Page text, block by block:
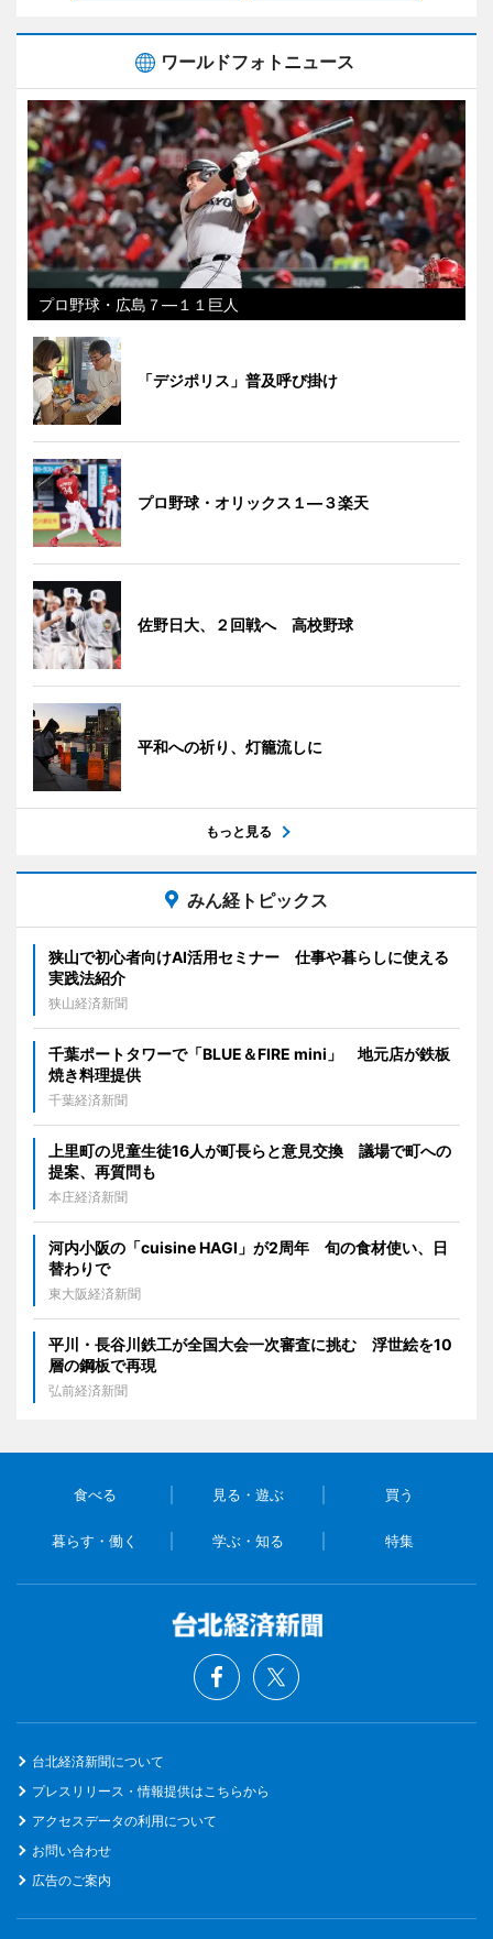
ワールドフォトニュース
プロ野球・広島７―１１巨人
「デジポリス」普及呼び掛け
プロ野球・オリックス１―３楽天
佐野日大、２回戦へ 高校野球
平和への祈り、灯籠流しに
もっと見る
みん経トピックス
狭山で初心者向けAI活用セミナー 仕事や暮らしに使える
実践法紹介
狭山経済新聞
千葉ポートタワーで「BLUE＆FIRE mini」 地元店が鉄板
焼き料理提供
千葉経済新聞
上里町の児童生徒16人が町長らと意見交換 議場で町への
提案、再質問も
本庄経済新聞
河内小阪の「cuisine HAGI」が2周年 旬の食材使い、日
替わりで
東大阪経済新聞
平川・長谷川鉄工が全国大会一次審査に挑む 浮世絵を10
層の鋼板で再現
弘前経済新聞
食べる 見る・遊ぶ 買う
暮らす・働く 学ぶ・知る 特集
台北経済新聞について
プレスリリース・情報提供はこちらから
アクセスデータの利用について
お問い合わせ
広告のご案内